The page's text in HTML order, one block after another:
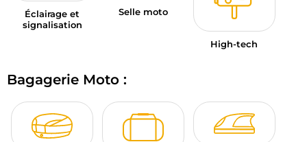
Éclairage et
signalisation
Selle moto
High-tech
Bagagerie Moto :